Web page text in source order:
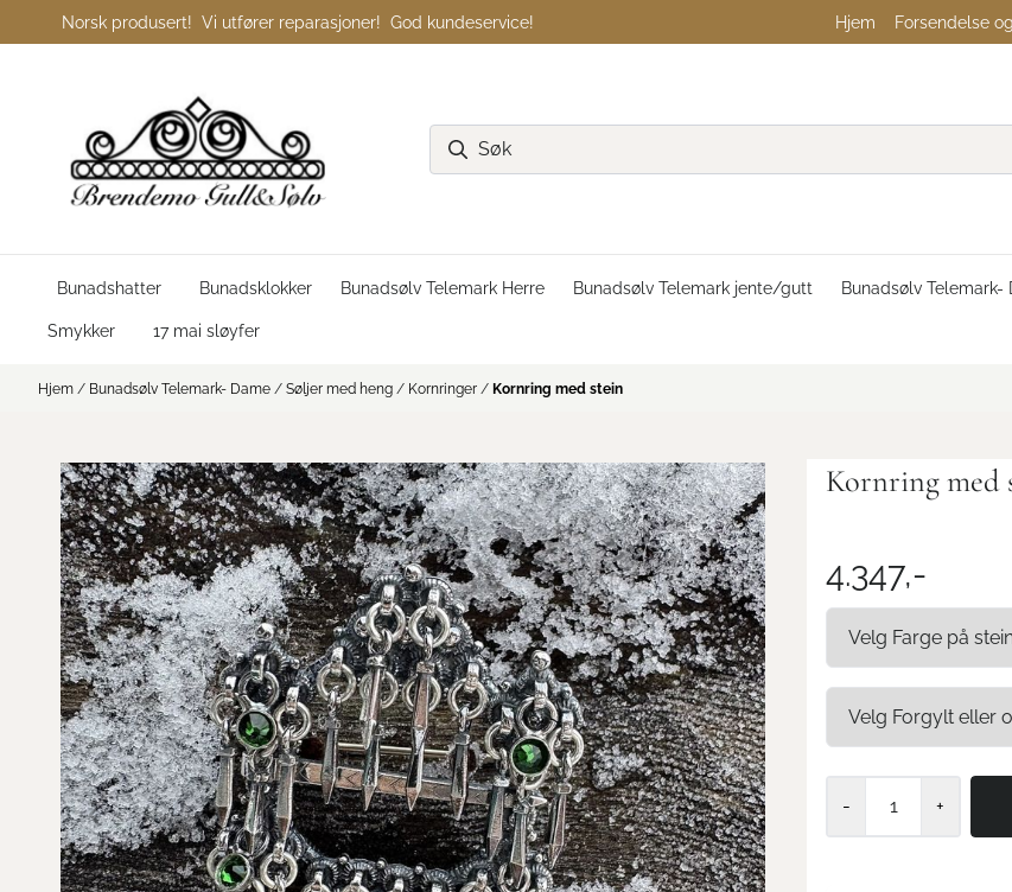
Hopp til innhold
Norsk produsert! Vi utfører reparasjoner! God kundeservice! Hjem Forsendelse
Bunadshatter Bunadsklokker Bunadsølv Telemark Herre Bunadsølv Telemark jente/gutt Bunadsølv Telemark-
Smykker 17 mai sløyfer
Hjem / Bunadsølv Telemark- Dame / Søljer med heng / Kornringer / Kornring med stein
Kornring med
4.347,-
- +